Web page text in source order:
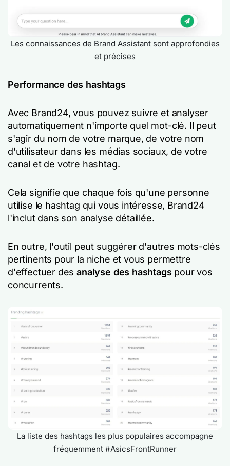
Les connaissances de Brand Assistant sont approfondies
et précises
Performance des hashtags
Avec Brand24, vous pouvez suivre et analyser
automatiquement n'importe quel mot-clé. Il peut
s'agir du nom de votre marque, de votre nom
d'utilisateur dans les médias sociaux, de votre
canal et de votre hashtag.
Cela signifie que chaque fois qu'une personne
utilise le hashtag qui vous intéresse, Brand24
l'inclut dans son analyse détaillée.
En outre, l'outil peut suggérer d'autres mots-clés
pertinents pour la niche et vous permettre
d'effectuer desanalyse des hashtags pour vos
concurrents.
La liste des hashtags les plus populaires accompagne
fréquemment #AsicsFrontRunner